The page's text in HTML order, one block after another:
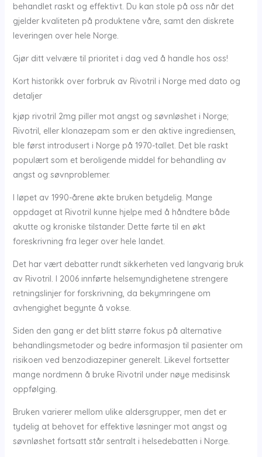
behandlet raskt og effektivt. Du kan stole på oss når det
gjelder kvaliteten på produktene våre, samt den diskrete
leveringen over hele Norge.
Gjør ditt velvære til prioritet i dag ved å handle hos oss!
Kort historikk over forbruk av Rivotril i Norge med dato og
detaljer
kjøp rivotril 2mg piller mot angst og søvnløshet i Norge;
Rivotril, eller klonazepam som er den aktive ingrediensen,
ble først introdusert i Norge på 1970-tallet. Det ble raskt
populært som et beroligende middel for behandling av
angst og søvnproblemer.
I løpet av 1990-årene økte bruken betydelig. Mange
oppdaget at Rivotril kunne hjelpe med å håndtere både
akutte og kroniske tilstander. Dette førte til en økt
foreskrivning fra leger over hele landet.
Det har vært debatter rundt sikkerheten ved langvarig bruk
av Rivotril. I 2006 innførte helsemyndighetene strengere
retningslinjer for forskrivning, da bekymringene om
avhengighet begynte å vokse.
Siden den gang er det blitt større fokus på alternative
behandlingsmetoder og bedre informasjon til pasienter om
risikoen ved benzodiazepiner generelt. Likevel fortsetter
mange nordmenn å bruke Rivotril under nøye medisinsk
oppfølging.
Bruken varierer mellom ulike aldersgrupper, men det er
tydelig at behovet for effektive løsninger mot angst og
søvnløshet fortsatt står sentralt i helsedebatten i Norge.